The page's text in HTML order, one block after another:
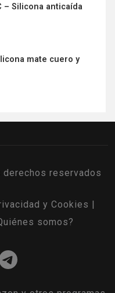
– Silicona anticaída
mate cuero y
reservados
y Cookies |
somos?